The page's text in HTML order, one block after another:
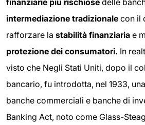
finanziarie più rischiose delle
intermediazione tradizionale con il
rafforzare la stabilità finanziaria e
protezione dei consumatori. In
visto che Negli Stati Uniti, dopo il
bancario, fu introdotta, nel 1933,
banche commerciali e banche di
Banking Act, noto come Glass-